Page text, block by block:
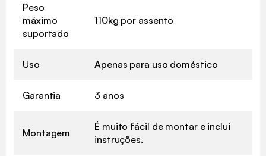
Peso
máximo
suportado
110kg por assento
Uso Apenas para uso doméstico
Garantia 3 anos
Montagem
É muito fácil de montar e inclui
instruções.